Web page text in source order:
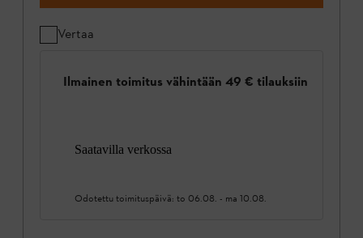
Vertaa
Ilmainen toimitus vähintään 49 € tilauksiin
Saatavilla verkossa
Odotettu toimituspäivä: to 06.08. - ma 10.08.